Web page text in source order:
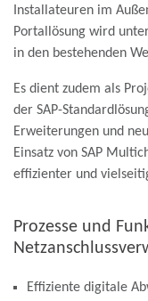
Installateuren im
Portallösung wird
in den bestehenden
Es dient zudem als
der SAP-
Erweiterungen und
Einsatz von SAP
effizienter und
Prozesse und
Effiziente digitale